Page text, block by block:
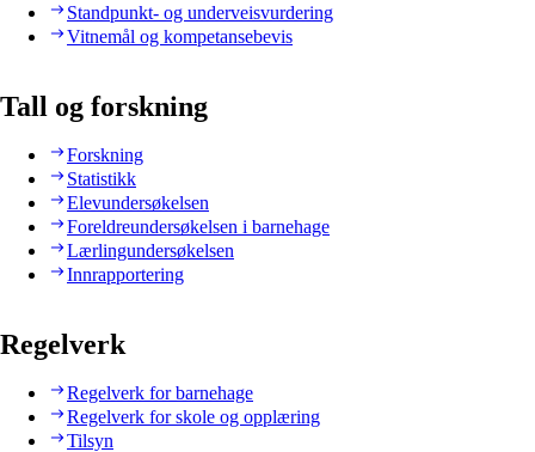
Standpunkt- og underveisvurdering
Vitnemål og kompetansebevis
Tall og forskning
Forskning
Statistikk
Elevundersøkelsen
Foreldreundersøkelsen i barnehage
Lærlingundersøkelsen
Innrapportering
Regelverk
Regelverk for barnehage
Regelverk for skole og opplæring
Tilsyn